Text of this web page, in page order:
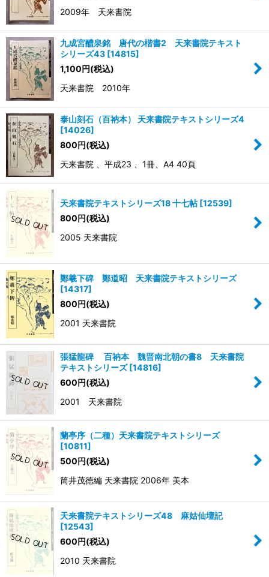
2009年 天来書院
九成宮醴泉銘 唐代の楷書2 天来書院テキスト
シリーズ43 [14815]
1,100円(税込)
天来書院 2010年
泰山刻石（百衲本） 天来書院テキストシリーズ4
[14026]
800円(税込)
天来書院 、平成23 、1冊、A4 40頁
天来書院テキストシリーズ18 十七帖 [12539]
800円(税込)
2005 天来書院
鄭羲下碑 鄭道昭 天来書院テキストシリーズ
[14317]
800円(税込)
2001 天来書院
張猛龍碑 百衲本 魏晋南北朝の書8 天来書院
テキストシリーズ [14816]
600円(税込)
2001 天来書院
蘭亭序（二種）天来書院テキストシリーズ
[10811]
500円(税込)
筒井茂徳編 天来書院 2006年 美本
天来書院テキストシリーズ48 麻姑仙壇記
[12543]
600円(税込)
2010 天来書院